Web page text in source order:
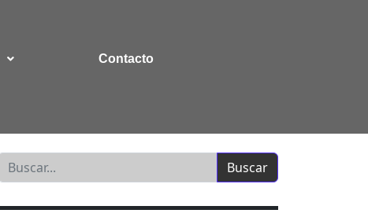
Contacto